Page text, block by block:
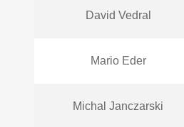
David Vedral
Mario Eder
Michal Janczarski